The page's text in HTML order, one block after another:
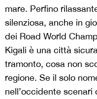
mare. Perfino
silenziosa, anche in
dei Road World
Kigali è una città
tramonto, cosa non
regione. Se il solo
nell’occidente